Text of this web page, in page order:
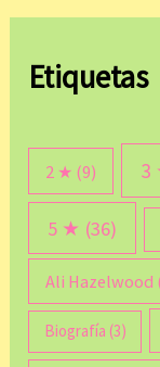
Etiquetas
2 ★ (9) 3
5 ★ (36)
Ali Hazelwood
Biografía (3)